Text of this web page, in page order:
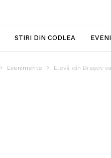
STIRI DIN CODLEA
Evenimente Elevă din Brașov